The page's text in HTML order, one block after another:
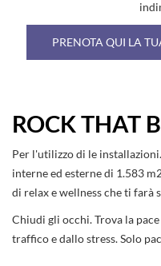
PRENOTA QUI LA
ROCK THAT
Per l'utilizzo di le
interne ed esterne di 1.583
di relax e wellness che ti farà
Chiudi gli occhi. Trova la
traffico e dallo stress. Solo